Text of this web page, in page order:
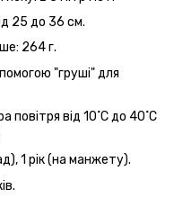
25 до 36 см.
264 г.
"груші" для
повітря від 10˚C до 40˚C
1 рік (на манжету).